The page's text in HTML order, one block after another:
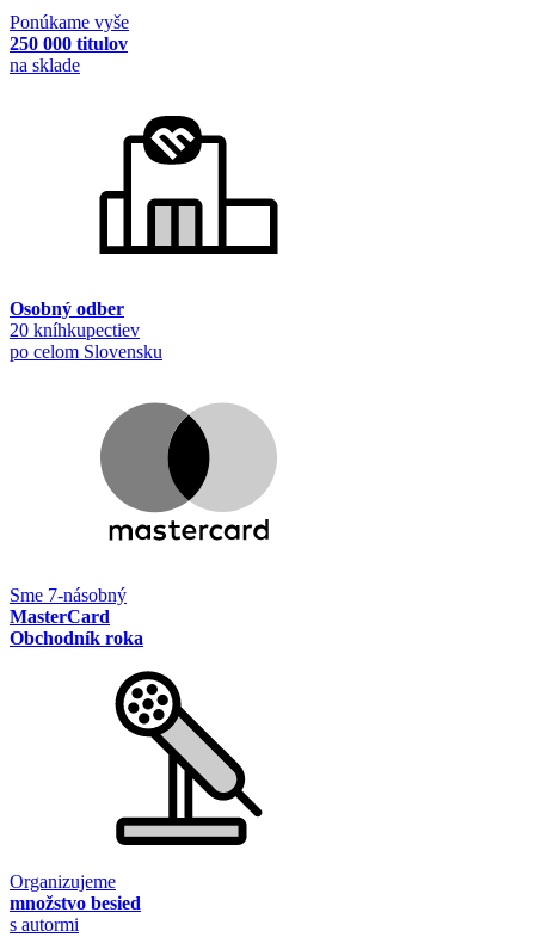
Ponúkame vyše
250 000 titulov
na sklade
Osobný odber
20 kníhkupectiev
po celom Slovensku
Sme 7-násobný
MasterCard
Obchodník roka
Organizujeme
množstvo besied
s autormi